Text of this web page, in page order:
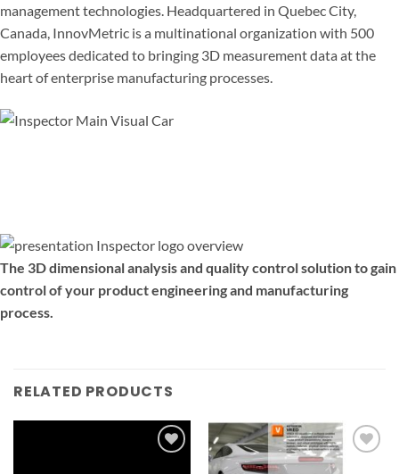
management technologies. Headquartered in Quebec City,
Canada, InnovMetric is a multinational organization with 500
employees dedicated to bringing 3D measurement data at the
heart of enterprise manufacturing processes.
The 3D dimensional analysis and quality control solution to gain
control of your product engineering and manufacturing
process.
RELATED PRODUCTS